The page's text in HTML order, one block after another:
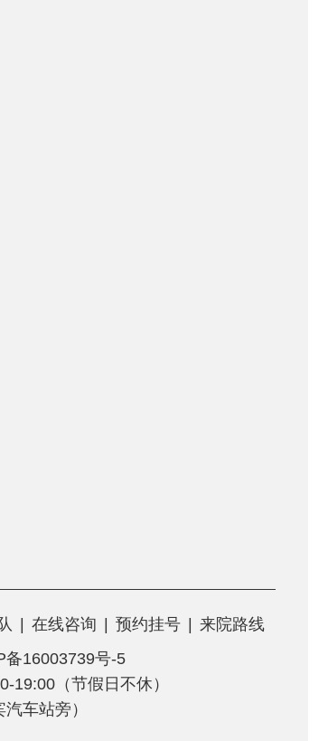
| 在线咨询 | 预约挂号 | 来院路线
备16003739号-5
19:00（节假日不休）
车站旁）